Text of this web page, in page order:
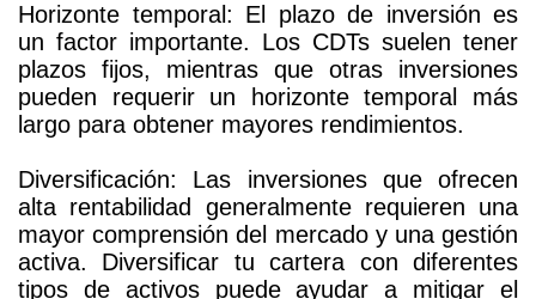
Horizonte temporal: El plazo de inversión es
un factor importante. Los CDTs suelen tener
plazos fijos, mientras que otras inversiones
pueden requerir un horizonte temporal más
largo para obtener mayores rendimientos.
Diversificación: Las inversiones que ofrecen
alta rentabilidad generalmente requieren una
mayor comprensión del mercado y una gestión
activa. Diversificar tu cartera con diferentes
tipos de activos puede ayudar a mitigar el